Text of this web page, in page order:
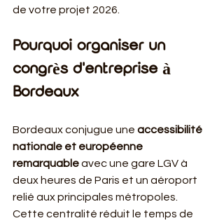
de votre projet 2026.
Pourquoi organiser un
congrès d'entreprise à
Bordeaux
Bordeaux conjugue une accessibilité
nationale et européenne
remarquable avec une gare LGV à
deux heures de Paris et un aéroport
relié aux principales métropoles.
Cette centralité réduit le temps de